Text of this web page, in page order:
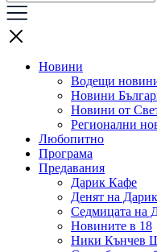
Новини
Водещи
Новини
Новини от
Регионални
Любопитно
Програма
Предавания
Дарик Кафе
Денят на Дарик
Седмицата на
Новините в 18
Ники Кънчев